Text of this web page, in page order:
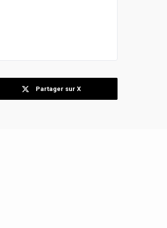
Partager sur X